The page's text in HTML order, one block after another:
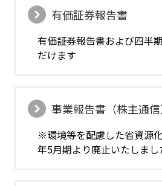
有価証券報告書
有価証券報告書および四半
だけます
事業報告書（株主通信
※環境等を配慮した省資源
年5月期より廃止いたしまし